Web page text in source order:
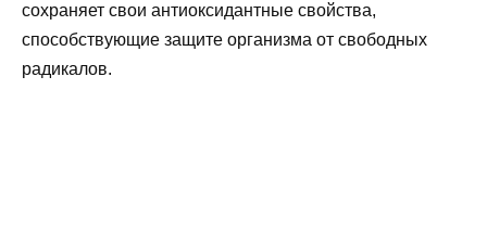
сохраняет свои антиоксидантные свойства,
способствующие защите организма от свободных
радикалов.